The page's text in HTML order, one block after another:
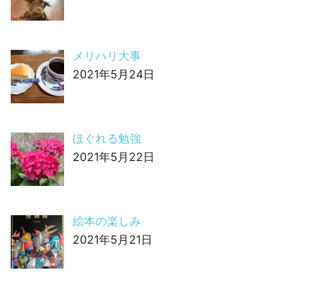
メリハリ大事
2021年5月24日
ほぐれる勉強
2021年5月22日
絵本の楽しみ
2021年5月21日